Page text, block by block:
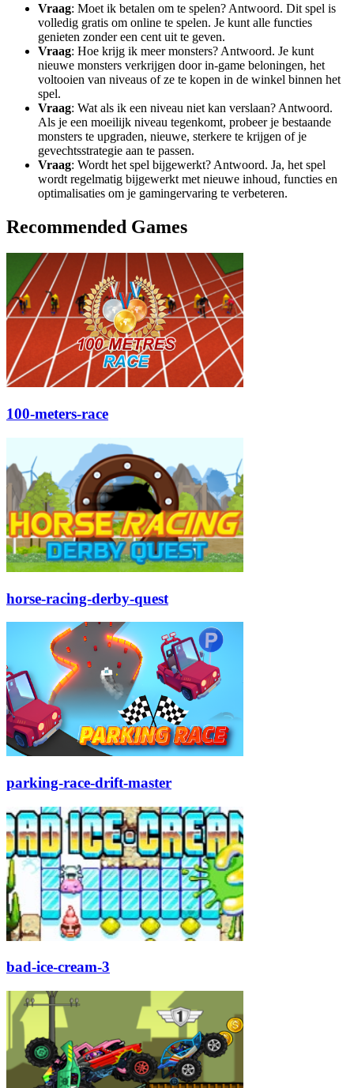
Vraag: Moet ik betalen om te spelen? Antwoord. Dit spel is
volledig gratis om online te spelen. Je kunt alle functies
genieten zonder een cent uit te geven.
Vraag: Hoe krijg ik meer monsters? Antwoord. Je kunt
nieuwe monsters verkrijgen door in-game beloningen, het
voltooien van niveaus of ze te kopen in de winkel binnen het
spel.
Vraag: Wat als ik een niveau niet kan verslaan? Antwoord.
Als je een moeilijk niveau tegenkomt, probeer je bestaande
monsters te upgraden, nieuwe, sterkere te krijgen of je
gevechtsstrategie aan te passen.
Vraag: Wordt het spel bijgewerkt? Antwoord. Ja, het spel
wordt regelmatig bijgewerkt met nieuwe inhoud, functies en
optimalisaties om je gamingervaring te verbeteren.
Recommended Games
100-meters-race
horse-racing-derby-quest
parking-race-drift-master
bad-ice-cream-3